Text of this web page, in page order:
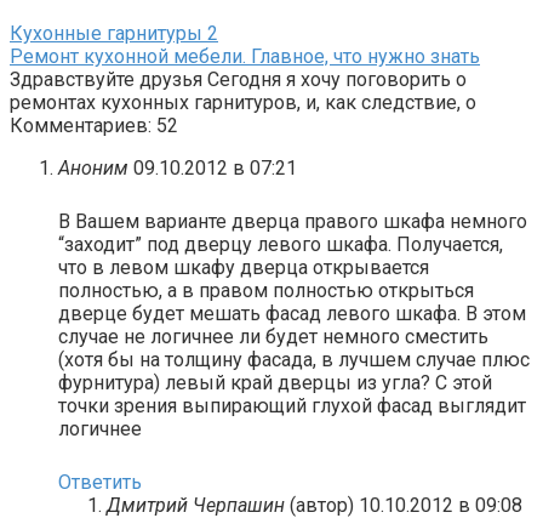
Кухонные гарнитуры 2
Ремонт кухонной мебели. Главное, что нужно знать
Здравствуйте друзья Сегодня я хочу поговорить о
ремонтах кухонных гарнитуров, и, как следствие, о
Комментариев: 52
Аноним 09.10.2012 в 07:21
В Вашем варианте дверца правого шкафа немного
“заходит” под дверцу левого шкафа. Получается,
что в левом шкафу дверца открывается
полностью, а в правом полностью открыться
дверце будет мешать фасад левого шкафа. В этом
случае не логичнее ли будет немного сместить
(хотя бы на толщину фасада, в лучшем случае плюс
фурнитура) левый край дверцы из угла? С этой
точки зрения выпирающий глухой фасад выглядит
логичнее
Ответить
Дмитрий Черпашин (автор) 10.10.2012 в 09:08